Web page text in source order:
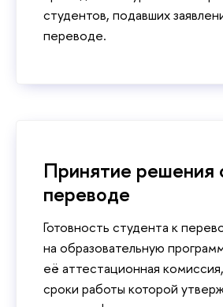
студентов, подавших
переводе.
Принятие решения
переводе
Готовность студента к
на образовательную
её аттестационная
сроки работы которой